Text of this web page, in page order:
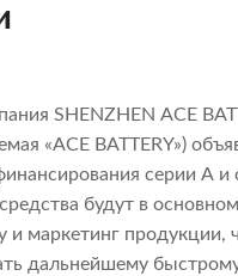
SHENZHEN ACE
«ACE BATTERY»)
серии A и
будут в
и маркетинг продукции,
дальнейшему